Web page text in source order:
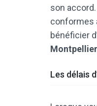
son
conformes
bénéficier
Montpellier
Les délais